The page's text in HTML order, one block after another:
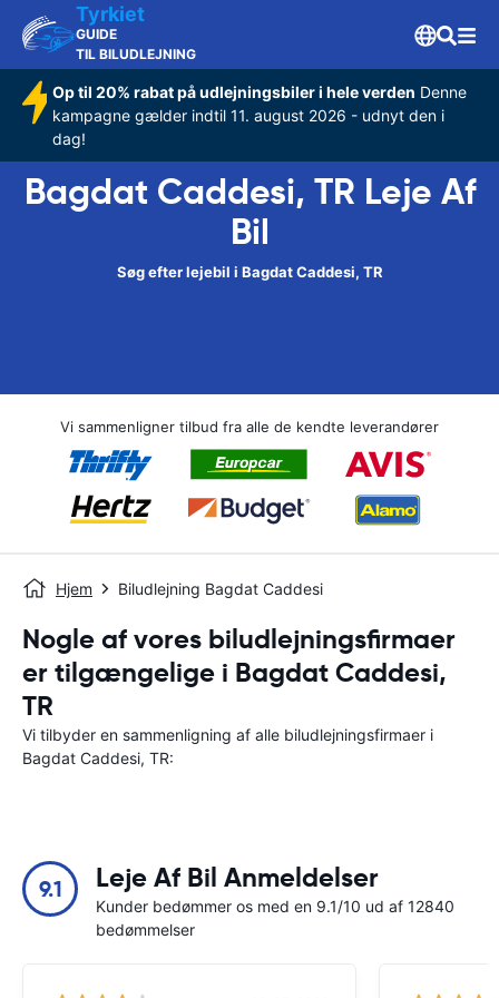
Tyrkiet
GUIDE
TIL BILUDLEJNING
Op til 20% rabat på udlejningsbiler i hele verden Denne
kampagne gælder indtil 11. august 2026 - udnyt den i
dag!
Bagdat Caddesi, TR Leje Af
Bil
Søg efter lejebil i Bagdat Caddesi, TR
Vi sammenligner tilbud fra alle de kendte leverandører
Hjem Biludlejning Bagdat Caddesi
Nogle af vores biludlejningsfirmaer
er tilgængelige i Bagdat Caddesi,
TR
Vi tilbyder en sammenligning af alle biludlejningsfirmaer i
Bagdat Caddesi, TR:
9.1 Leje Af Bil Anmeldelser
Kunder bedømmer os med en 9.1/10 ud af 12840
bedømmelser